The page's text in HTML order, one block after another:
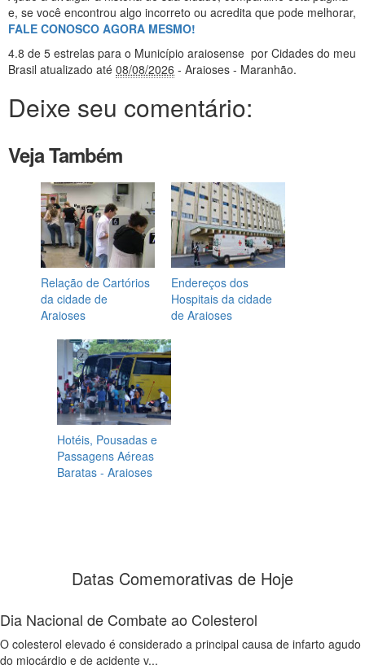
e, se você encontrou algo incorreto ou acredita que pode melhorar,
FALE CONOSCO AGORA MESMO!
4.8 de 5 estrelas para o Município araiosense por Cidades do meu
Brasil atualizado até 08/08/2026 - Araioses - Maranhão.
Deixe seu comentário:
Veja Também
Relação de Cartórios
da cidade de
Araioses
Endereços dos
Hospitais da cidade
de Araioses
Hotéis, Pousadas e
Passagens Aéreas
Baratas - Araioses
Datas Comemorativas de Hoje
Dia Nacional de Combate ao Colesterol
O colesterol elevado é considerado a principal causa de infarto agudo
do miocárdio e de acidente v...